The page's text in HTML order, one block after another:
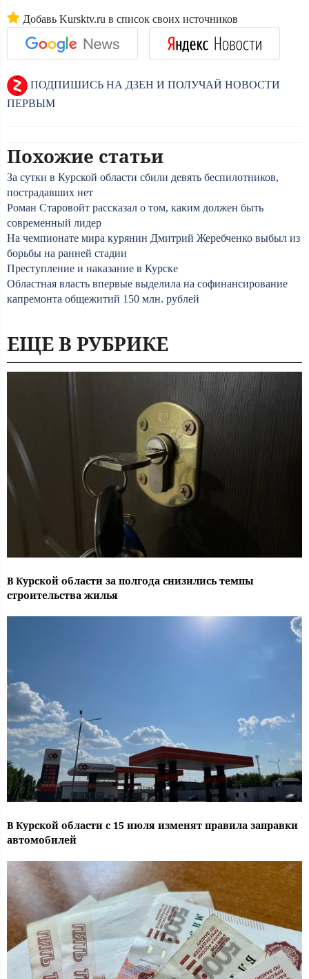
Добавь Kursktv.ru в список своих источников
ПОДПИШИСЬ НА ДЗЕН И ПОЛУЧАЙ НОВОСТИ
ПЕРВЫМ
Похожие статьи
За сутки в Курской области сбили девять беспилотников,
пострадавших нет
Роман Старовойт рассказал о том, каким должен быть
современный лидер
На чемпионате мира курянин Дмитрий Жеребченко выбыл из
борьбы на ранней стадии
Преступление и наказание в Курске
Областная власть впервые выделила на софинансирование
капремонта общежитий 150 млн. рублей
ЕЩЕ В РУБРИКЕ
В Курской области за полгода снизились темпы
строительства жилья
В Курской области с 15 июля изменят правила заправки
автомобилей